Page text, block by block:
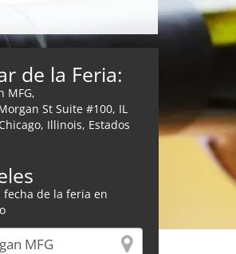
de la Feria:
MFG,
St Suite #100, IL
Illinois, Estados
fecha de la feria en